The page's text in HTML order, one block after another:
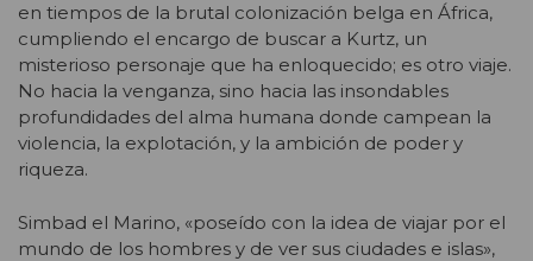
en tiempos de la brutal colonización belga en África,
cumpliendo el encargo de buscar a Kurtz, un
misterioso personaje que ha enloquecido; es otro viaje.
No hacia la venganza, sino hacia las insondables
profundidades del alma humana donde campean la
violencia, la explotación, y la ambición de poder y
riqueza.
Simbad el Marino, «poseído con la idea de viajar por el
mundo de los hombres y de ver sus ciudades e islas»,